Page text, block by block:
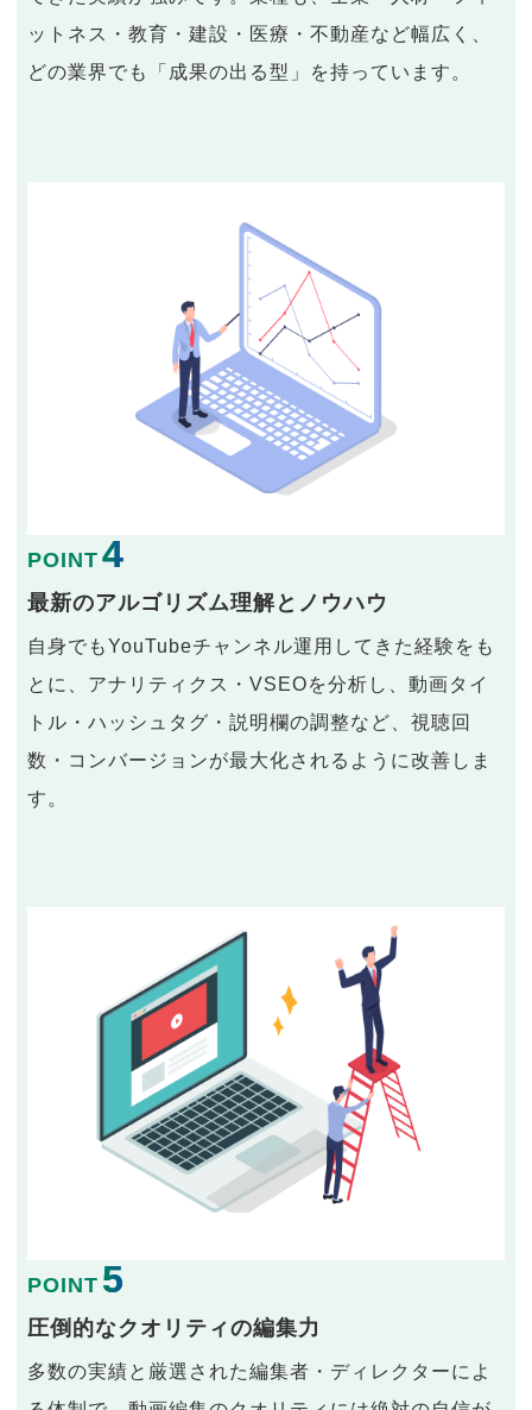
ットネス・教育・建設・医療・不動産など幅広く、
どの業界でも「成果の出る型」を持っています。
POINT 4
最新のアルゴリズム理解とノウハウ
自身でもYouTubeチャンネル運用してきた経験をも
とに、アナリティクス・VSEOを分析し、動画タイ
トル・ハッシュタグ・説明欄の調整など、視聴回
数・コンバージョンが最大化されるように改善しま
す。
POINT 5
圧倒的なクオリティの編集力
多数の実績と厳選された編集者・ディレクターによ